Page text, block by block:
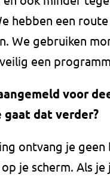
hebben een
We gebruiken
een
voor
gaat dat verder?
ontvang je
je scherm. Als